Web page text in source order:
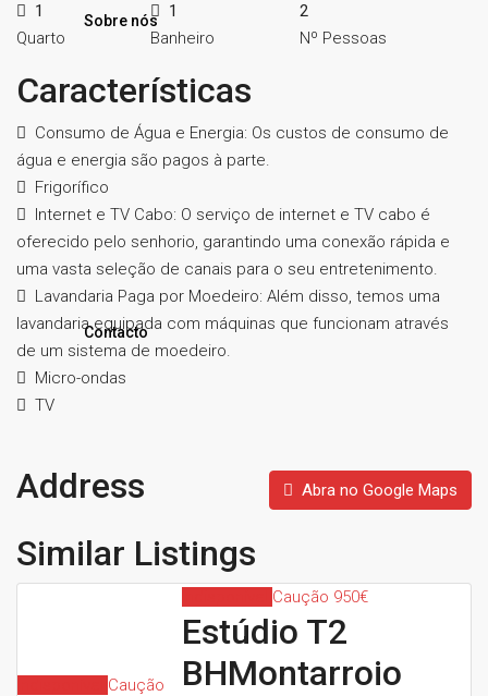
Sobre nós
Contacto
+351912777337
1
Quarto
1
Banheiro
2
Nº Pessoas
Características
Consumo de Água e Energia: Os custos de consumo de
água e energia são pagos à parte.
Frigorífico
Internet e TV Cabo: O serviço de internet e TV cabo é
oferecido pelo senhorio, garantindo uma conexão rápida e
uma vasta seleção de canais para o seu entretenimento.
Lavandaria Paga por Moedeiro: Além disso, temos uma
lavandaria equipada com máquinas que funcionam através
de um sistema de moedeiro.
Micro-ondas
TV
Address Abra no Google Maps
Similar Listings
Caução
Caução 950€
Estúdio T2
BHMontarroio